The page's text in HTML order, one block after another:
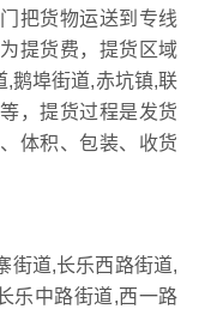
把货物运送到专线
提货费，提货区域
,鹅埠街道,赤坑镇,联
，提货过程是发货
体积、包装、收货
街道,长乐西路街道,
乐中路街道,西一路